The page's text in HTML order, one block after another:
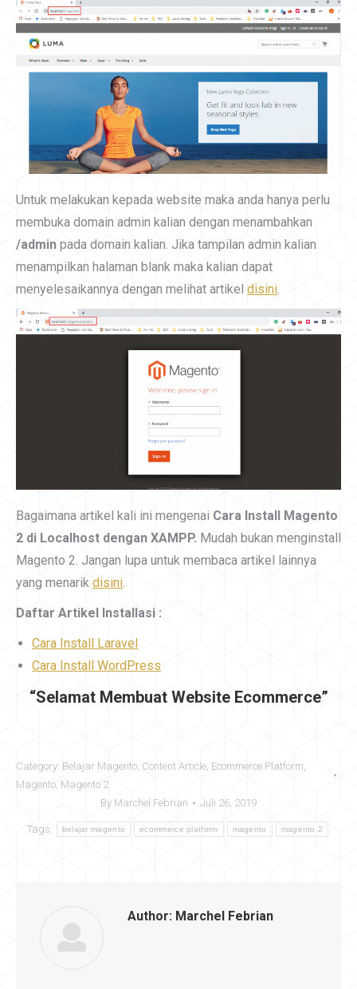
Untuk melakukan kepada website maka anda hanya perlu
membuka domain admin kalian dengan menambahkan
/admin pada domain kalian. Jika tampilan admin kalian
menampilkan halaman blank maka kalian dapat
menyelesaikannya dengan melihat artikel disini.
Bagaimana artikel kali ini mengenai Cara Install Magento
2 di Localhost dengan XAMPP. Mudah bukan menginstall
Magento 2. Jangan lupa untuk membaca artikel lainnya
yang menarik disini.
Daftar Artikel Installasi :
Cara Install Laravel
Cara Install WordPress
“Selamat Membuat Website Ecommerce”
Category: Belajar Magento, Content Article, Ecommerce Platform,
Magento, Magento 2
By Marchel Febrian Juli 26, 2019
Tags: belajar magento ecommerce platform magento magento 2
Author: Marchel Febrian